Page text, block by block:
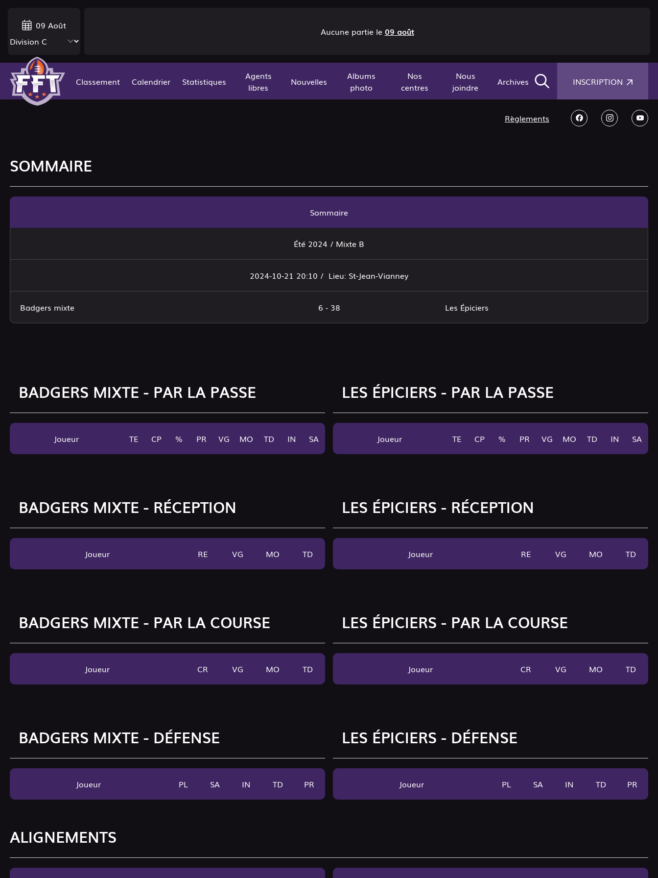
09 Août
Aucune partie le 09 août
Classement Calendrier Statistiques
Agents
libres
Nouvelles
Albums
photo
Nos
centres
Nous
joindre
Archives INSCRIPTION
Règlements
SOMMAIRE
Sommaire
Été 2024 / Mixte B
2024-10-21 20:10 / Lieu: St-Jean-Vianney
Badgers mixte 6 - 38 Les Épiciers
BADGERS MIXTE - PAR LA PASSE
Joueur TE CP % PR VG MO TD IN SA
LES ÉPICIERS - PAR LA PASSE
Joueur TE CP % PR VG MO TD IN SA
BADGERS MIXTE - RÉCEPTION
Joueur RE VG MO TD
LES ÉPICIERS - RÉCEPTION
Joueur RE VG MO TD
BADGERS MIXTE - PAR LA COURSE
Joueur CR VG MO TD
LES ÉPICIERS - PAR LA COURSE
Joueur CR VG MO TD
BADGERS MIXTE - DÉFENSE
Joueur PL SA IN TD PR
LES ÉPICIERS - DÉFENSE
Joueur PL SA IN TD PR
ALIGNEMENTS